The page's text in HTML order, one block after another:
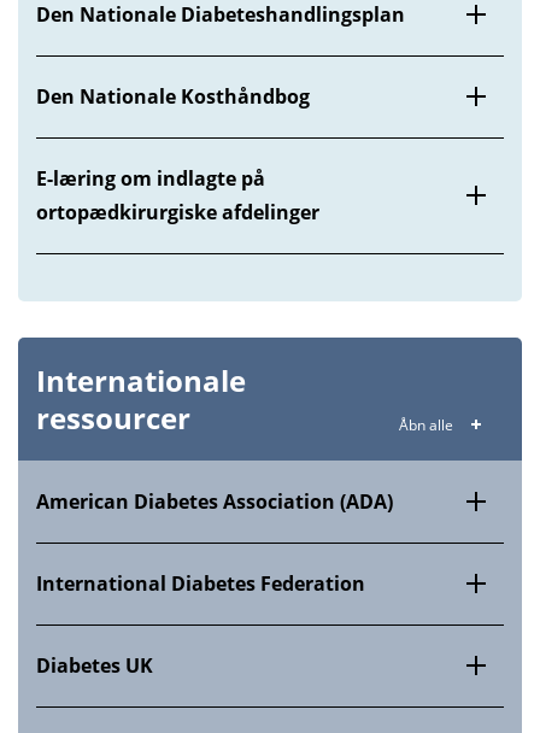
Den Nationale Diabeteshandlingsplan
Den Nationale Kosthåndbog
E-læring om indlagte på
ortopædkirurgiske afdelinger
Internationale
ressourcer
Åbn alle
American Diabetes Association (ADA)
International Diabetes Federation
Diabetes UK